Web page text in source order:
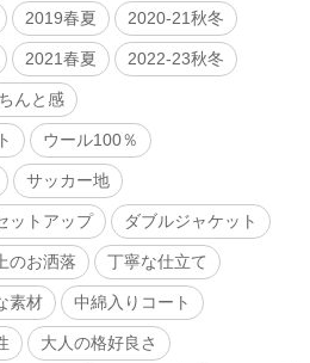
2019春夏 2020-21秋冬
2021春夏 2022-23秋冬
んと感
ウール100％
サッカー地
ットアップ ダブルジャケット
のお洒落 丁寧な仕立て
素材 中綿入りコート
大人の格好良さ